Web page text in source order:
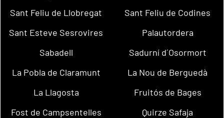
Sant Feliu de Llobregat
Sant Feliu de Codines
Sant Esteve Sesrovires
Palautordera
Sabadell
Sadurní d´Osormort
La Pobla de Claramunt
La Nou de Berguedà
La Llagosta
Fruitós de Bages
Fost de Campsentelles
Quirze Safaja